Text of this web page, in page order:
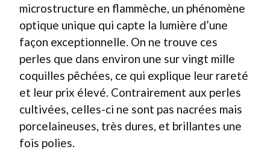
microstructure en flammèche, un phénomène
optique unique qui capte la lumière d’une
façon exceptionnelle. On ne trouve ces
perles que dans environ une sur vingt mille
coquilles pêchées, ce qui explique leur rareté
et leur prix élevé. Contrairement aux perles
cultivées, celles-ci ne sont pas nacrées mais
porcelaineuses, très dures, et brillantes une
fois polies.